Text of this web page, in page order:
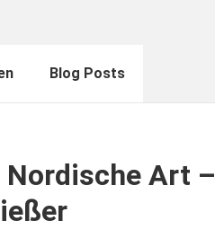
Blog Posts
Nordische Art –